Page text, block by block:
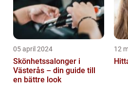
05 april 2024
Skönhetssalonger i
Västerås – din guide till
en bättre look
12